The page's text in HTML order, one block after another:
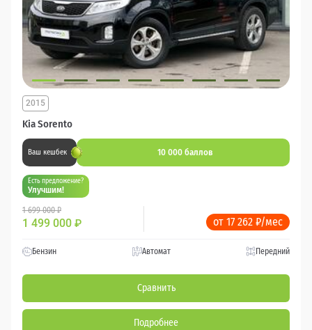
Kia Sorento
2015
Ваш кешбек 10 000 баллов
Есть предложение?
Улучшим!
1 699 000 ₽
1 499 000 ₽ от 17 262 ₽/мес
Бензин Автомат Передний
Сравнить
Подробнее